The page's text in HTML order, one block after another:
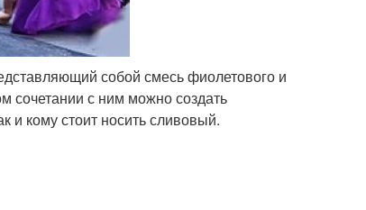
собой смесь фиолетового и
сочетании с ним можно создать
и кому стоит носить сливовый.